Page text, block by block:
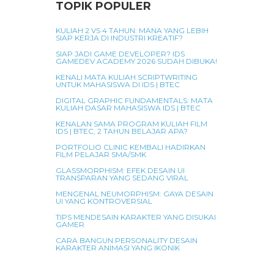
TOPIK POPULER
KULIAH 2 VS 4 TAHUN: MANA YANG LEBIH
SIAP KERJA DI INDUSTRI KREATIF?
SIAP JADI GAME DEVELOPER? IDS
GAMEDEV ACADEMY 2026 SUDAH DIBUKA!
KENALI MATA KULIAH SCRIPTWRITING
UNTUK MAHASISWA DI IDS | BTEC
DIGITAL GRAPHIC FUNDAMENTALS: MATA
KULIAH DASAR MAHASISWA IDS | BTEC
KENALAN SAMA PROGRAM KULIAH FILM
IDS | BTEC, 2 TAHUN BELAJAR APA?
PORTFOLIO CLINIC KEMBALI HADIRKAN
FILM PELAJAR SMA/SMK
GLASSMORPHISM: EFEK DESAIN UI
TRANSPARAN YANG SEDANG VIRAL
MENGENAL NEUMORPHISM: GAYA DESAIN
UI YANG KONTROVERSIAL
TIPS MENDESAIN KARAKTER YANG DISUKAI
GAMER
CARA BANGUN PERSONALITY DESAIN
KARAKTER ANIMASI YANG IKONIK